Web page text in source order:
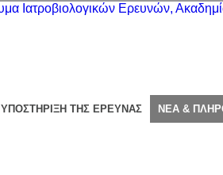
ΥΠΟΣΤΗΡΙΞΗ ΤΗΣ ΕΡΕΥΝΑΣ ΝΕΑ &